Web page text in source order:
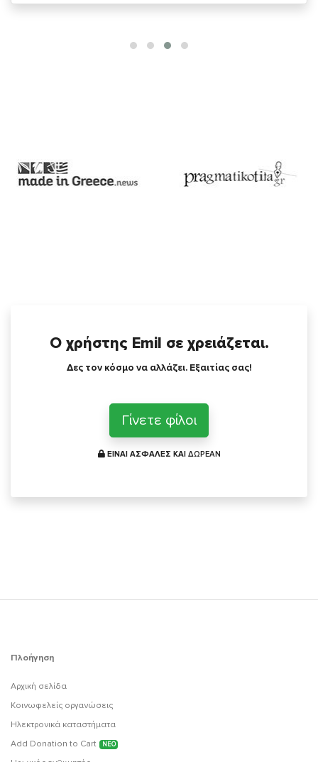
Ο χρήστης Emil σε χρειάζεται.
Δες τον κόσμο να αλλάζει. Εξαιτίας σας!
Γίνετε φίλοι
ΕΙΝΑΙ ΑΣΦΑΛΕΣ ΚΑΙ ΔΩΡΕΑΝ
Πλοήγηση
Αρχική σελίδα
Κοινωφελείς οργανώσεις
Ηλεκτρονικά καταστήματα
Add Donation to Cart
ΝΕΟ